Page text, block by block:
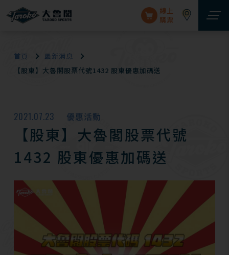
線上
購票
首頁
最新消息
【股東】大魯閣股票代號1432 股東優惠加碼送
2021.07.23 優惠活動
【股東】大魯閣股票代號
1432 股東優惠加碼送